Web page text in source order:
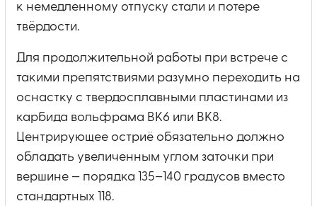
к немедленному отпуску стали и потере
твёрдости.
Для продолжительной работы при встрече с
такими препятствиями разумно переходить на
оснастку с твердосплавными пластинами из
карбида вольфрама ВК6 или ВК8.
Центрирующее остриё обязательно должно
обладать увеличенным углом заточки при
вершине — порядка 135–140 градусов вместо
стандартных 118.